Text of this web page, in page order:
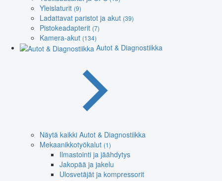
Yleislaturit (9)
Ladattavat paristot ja akut (39)
Pistokeadapterit (7)
Kamera-akut (134)
Autot & Diagnostiikka
Näytä kaikki Autot & Diagnostiikka
Mekaanikkotyökalut (1)
Ilmastointi ja jäähdytys
Jakopää ja jakelu
Ulosvetäjät ja kompressorit